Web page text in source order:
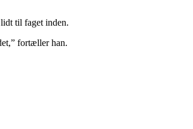
til faget inden.
fortæller han.